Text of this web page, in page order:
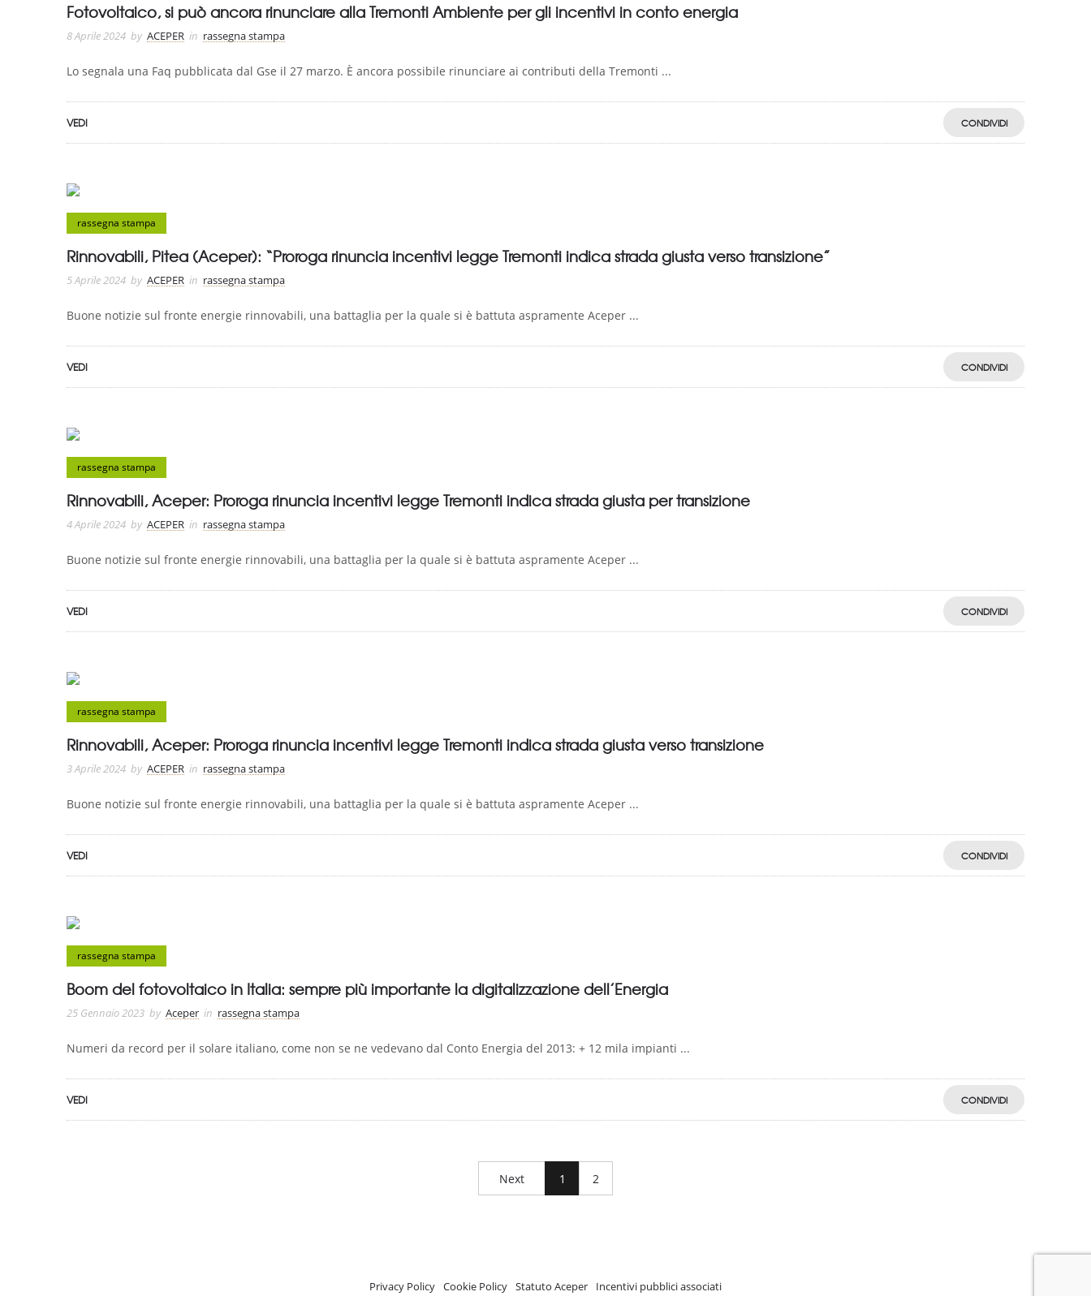
Fotovoltaico, si può ancora rinunciare alla Tremonti Ambiente per gli incentivi in conto energia
8 Aprile 2024 by ACEPER in rassegna stampa
Lo segnala una Faq pubblicata dal Gse il 27 marzo. È ancora possibile rinunciare ai contributi della Tremonti ...
VEDI CONDIVIDI
rassegna stampa
Rinnovabili, Pitea (Aceper): “Proroga rinuncia incentivi legge Tremonti indica strada giusta verso transizione”
5 Aprile 2024 by ACEPER in rassegna stampa
Buone notizie sul fronte energie rinnovabili, una battaglia per la quale si è battuta aspramente Aceper ...
VEDI CONDIVIDI
rassegna stampa
Rinnovabili, Aceper: Proroga rinuncia incentivi legge Tremonti indica strada giusta per transizione
4 Aprile 2024 by ACEPER in rassegna stampa
Buone notizie sul fronte energie rinnovabili, una battaglia per la quale si è battuta aspramente Aceper ...
VEDI CONDIVIDI
rassegna stampa
Rinnovabili, Aceper: Proroga rinuncia incentivi legge Tremonti indica strada giusta verso transizione
3 Aprile 2024 by ACEPER in rassegna stampa
Buone notizie sul fronte energie rinnovabili, una battaglia per la quale si è battuta aspramente Aceper ...
VEDI CONDIVIDI
rassegna stampa
Boom del fotovoltaico in Italia: sempre più importante la digitalizzazione dell’Energia
25 Gennaio 2023 by Aceper in rassegna stampa
Numeri da record per il solare italiano, come non se ne vedevano dal Conto Energia del 2013: + 12 mila impianti ...
VEDI CONDIVIDI
Next 1 2
Privacy Policy Cookie Policy Statuto Aceper Incentivi pubblici associati